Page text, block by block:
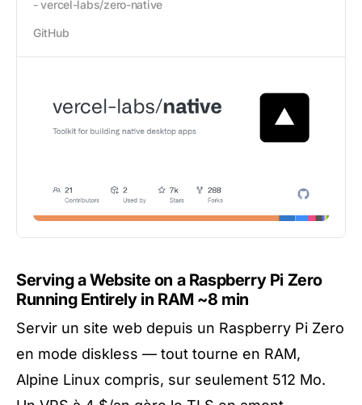
- vercel-labs/zero-native
GitHub
Serving a Website on a Raspberry Pi Zero
Running Entirely in RAM~8 min
Servir un site web depuis un Raspberry Pi Zero
en mode diskless — tout tourne en RAM,
Alpine Linux compris, sur seulement 512 Mo.